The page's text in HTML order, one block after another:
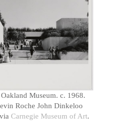
Museum. c. 1968.
Roche John Dinkeloo
Carnegie Museum of Art.